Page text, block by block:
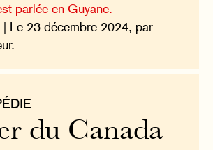
parlée en Guyane.
| Le 23 décembre 2024, par
du Canada